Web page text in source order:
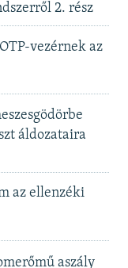
2. rész
vezérnek az
áldozataira
az ellenzéki
aszály